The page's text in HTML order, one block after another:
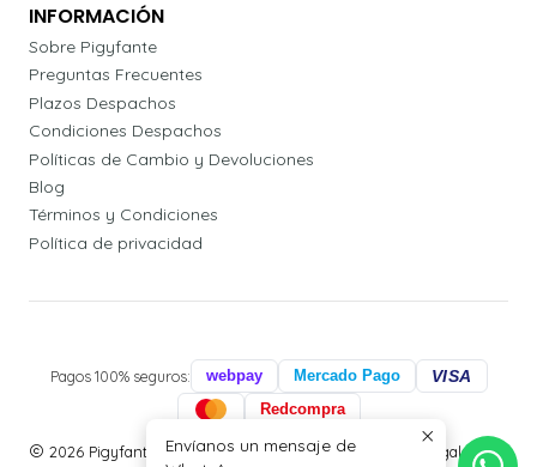
INFORMACIÓN
Sobre Pigyfante
Preguntas Frecuentes
Plazos Despachos
Condiciones Despachos
Políticas de Cambio y Devoluciones
Blog
Términos y Condiciones
Política de privacidad
Pagos 100% seguros: webpay Mercado Pago VISA
Redcompra
2026 Pigyfante | Papelería, Agendas Profesionales y Regalos
Envíanos un mensaje de